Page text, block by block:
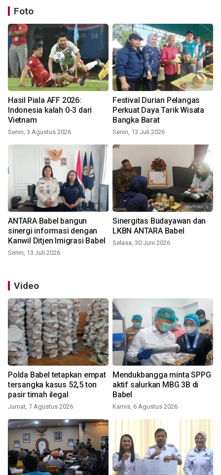
Foto
Hasil Piala AFF 2026:
Indonesia kalah 0-3 dari
Vietnam
Senin, 3 Agustus 2026
Festival Durian Pelangas
Perkuat Daya Tarik Wisata
Bangka Barat
Senin, 13 Juli 2026
ANTARA Babel bangun
sinergi informasi dengan
Kanwil Ditjen Imigrasi Babel
Senin, 13 Juli 2026
Sinergitas Budayawan dan
LKBN ANTARA Babel
Selasa, 30 Juni 2026
Video
Polda Babel tetapkan empat
tersangka kasus 52,5 ton
pasir timah ilegal
Jumat, 7 Agustus 2026
Mendukbangga minta SPPG
aktif salurkan MBG 3B di
Babel
Kamis, 6 Agustus 2026